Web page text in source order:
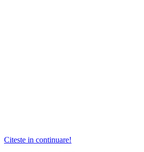
Citeste in continuare!